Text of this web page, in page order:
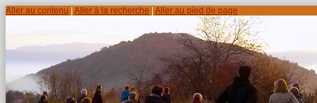
Aller au contenu Aller à la recherche Aller au pied de page